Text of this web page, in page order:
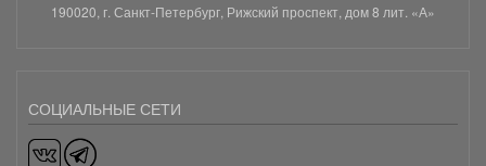
190020, г. Санкт-Петербург, Рижский проспект, дом 8 лит. «А»
СОЦИАЛЬНЫЕ СЕТИ